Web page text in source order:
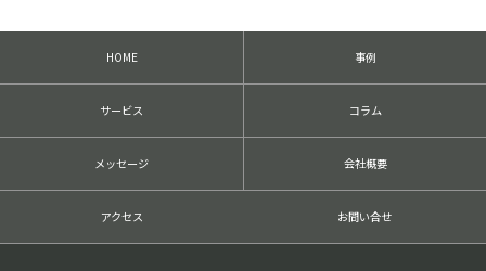
HOME 事例
サービス コラム
メッセージ 会社概要
アクセス お問い合せ